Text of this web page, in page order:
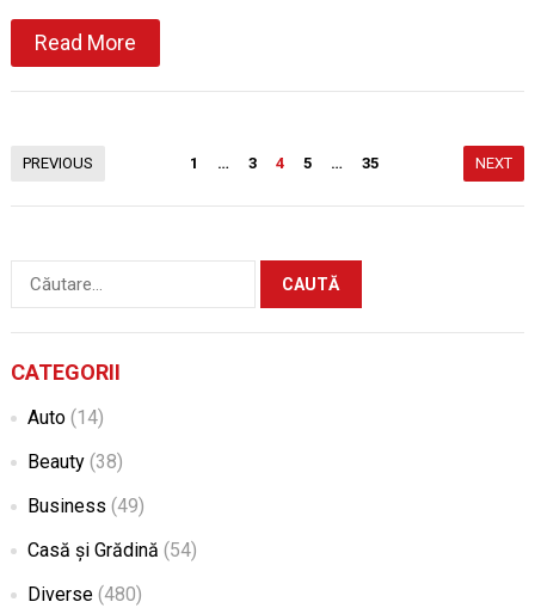
Read More
Paginație
PREVIOUS 1 … 3 4 5 … 35 NEXT
Caută
după:
CATEGORII
Auto(14)
Beauty(38)
Business (49)
Casă și Grădină (54)
Diverse(480)